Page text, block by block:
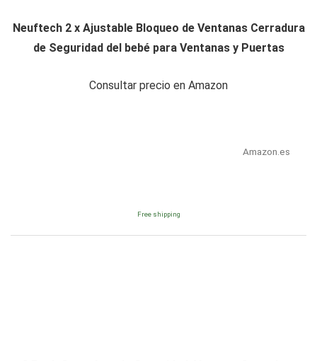
Neuftech 2 x Ajustable Bloqueo de Ventanas Cerradura
de Seguridad del bebé para Ventanas y Puertas
Consultar precio en Amazon
Amazon.es
Free shipping